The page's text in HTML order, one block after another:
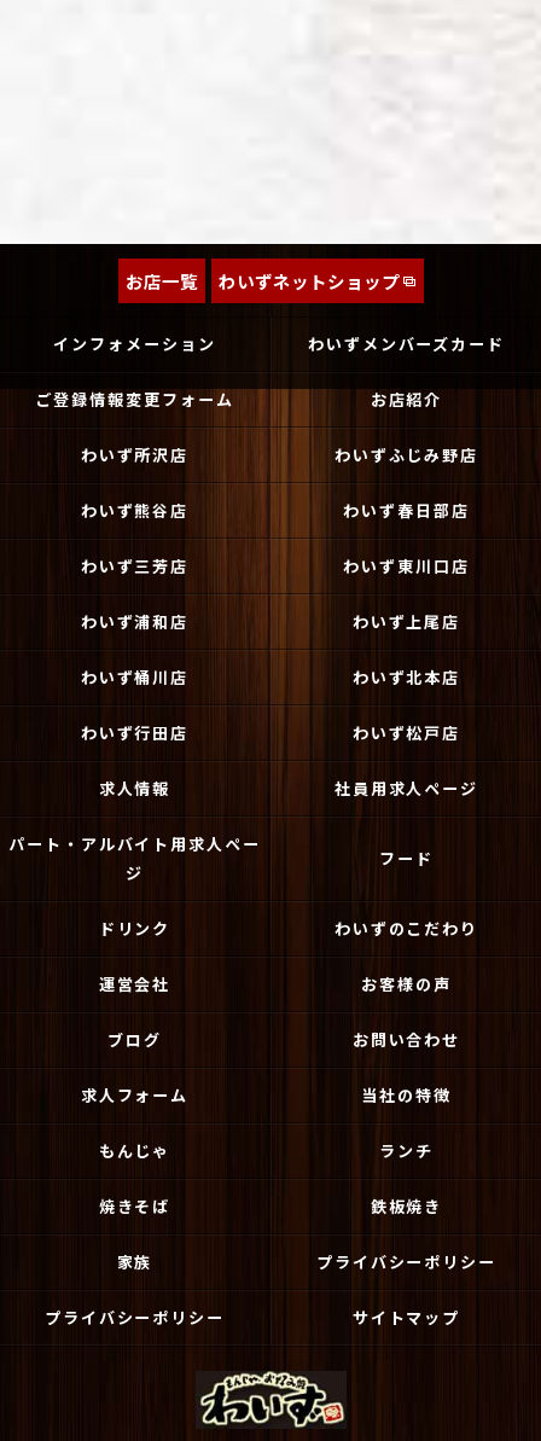
お店一覧 わいずネットショップ
インフォメーション わいずメンバーズカード
ご登録情報変更フォーム お店紹介
わいず所沢店 わいずふじみ野店
わいず熊谷店 わいず春日部店
わいず三芳店 わいず東川口店
わいず浦和店 わいず上尾店
わいず桶川店 わいず北本店
わいず行田店 わいず松戸店
求人情報 社員用求人ページ
パート・アルバイト用求人ペー
ジ
フード
ドリンク わいずのこだわり
運営会社 お客様の声
ブログ お問い合わせ
求人フォーム 当社の特徴
もんじゃ ランチ
焼きそば 鉄板焼き
家族 プライバシーポリシー
プライバシーポリシー サイトマップ